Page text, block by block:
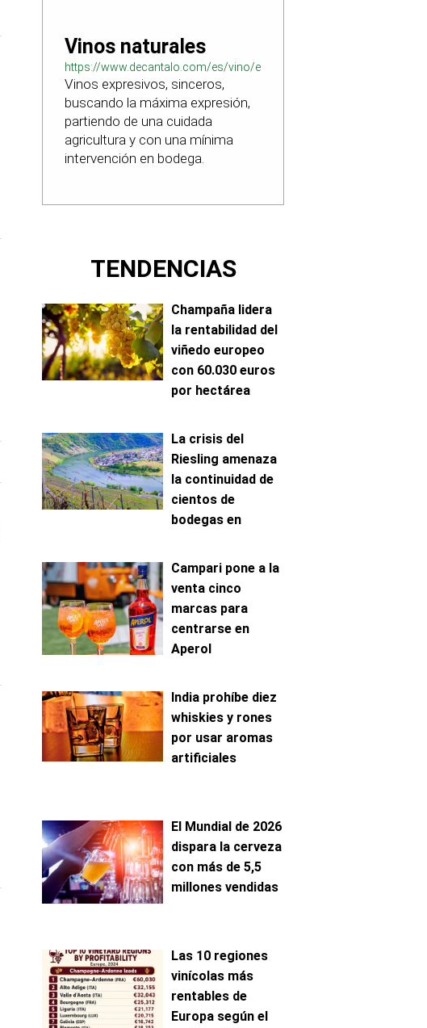
Vinos naturales
https://www.decantalo.com/es/vino/elaboracion_natural/
Vinos expresivos, sinceros,
buscando la máxima expresión,
partiendo de una cuidada
agricultura y con una mínima
intervención en bodega.
TENDENCIAS
Champaña lidera
la rentabilidad del
viñedo europeo
con 60.030 euros
por hectárea
La crisis del
Riesling amenaza
la continuidad de
cientos de
bodegas en
Campari pone a la
venta cinco
marcas para
centrarse en
Aperol
India prohíbe diez
whiskies y rones
por usar aromas
artificiales
El Mundial de 2026
dispara la cerveza
con más de 5,5
millones vendidas
Las 10 regiones
vinícolas más
rentables de
Europa según el